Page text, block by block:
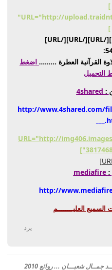
]
[URL="http://upload.traidnt.net/upfiles/XfY89018.jpg"
]
القرآنية العطرة ......... اضغط
التحميل
:
4shared
http://www.4shared.com/
[URL="http://
:
mediafire
http://
العليــــــــم
يرد
شعبـــان ... روائع 2010